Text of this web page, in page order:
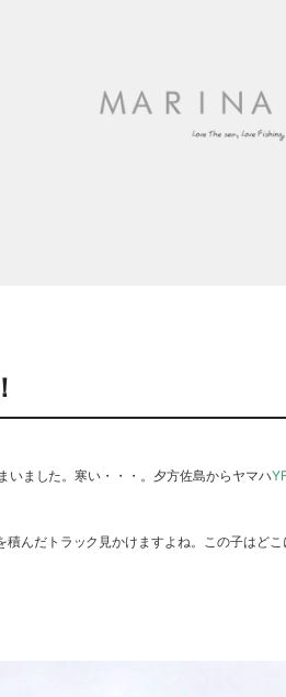
いました。寒い・・・。夕方佐島からヤマハ
んだトラック見かけますよね。この子はどこ